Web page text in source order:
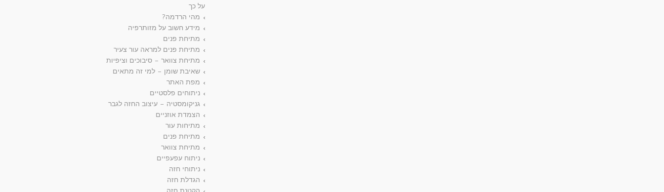
על כך
מהי הרדמה?
מידע חשוב על מזותרפיה
מתיחת פנים
מתיחת פנים למראה עור צעיר
מתיחת צוואר – סיבוכים וציפיות
שאיבת שומן – למי זה מתאים
מפת האתר
ניתוחים פלסטיים
גניקומסטיה – עיצוב החזה לגבר
הצמדת אוזניים
מתיחות עור
מתיחת פנים
מתיחת צוואר
ניתוח עפעפיים
ניתוחי חזה
הגדלת חזה